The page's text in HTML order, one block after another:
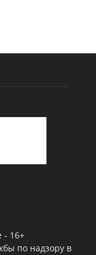
- 16+
по надзору в